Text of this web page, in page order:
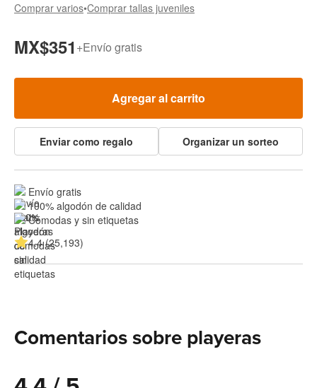
Comprar varios•Comprar tallas juveniles
MX$351 +Envío gratis
Agregar al carrito
Enviar como regalo Organizar un sorteo
Envío gratis
100% algodón de calidad
Cómodas y sin etiquetas
4.4 (25,193)
Comentarios sobre playeras